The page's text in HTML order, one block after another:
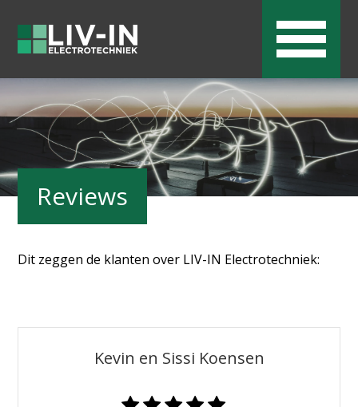
Reviews
Dit zeggen de klanten over LIV-IN Electrotechniek:
Kevin en Sissi Koensen